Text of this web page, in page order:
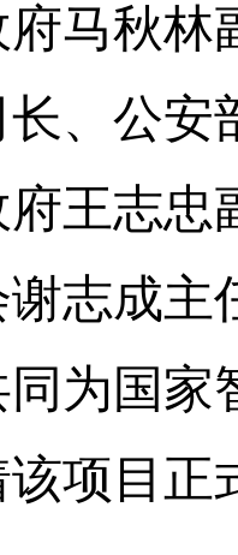
马秋林
、公安
王志忠
志成主
为国家
项目正